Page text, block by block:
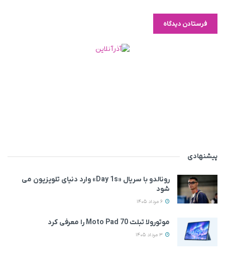
پیشنهادی
رونالدو با سریال «Day 1s» وارد دنیای تلویزیون می‌
شود
موتورولا تبلت Moto Pad 70 را معرفی کرد